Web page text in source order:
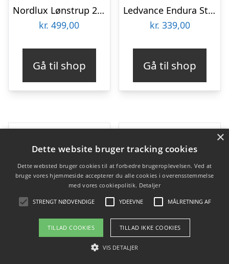
Nordlux Lønstrup 22 udendørs væglampe med sensor
kr. 499,00
Gå til shop
Ledvance Endura Style solcelle væglampe med sensor, sort
kr. 339,00
Gå til shop
×
Dette website bruger tracking cookies
Dette websted bruger cookies til at forbedre brugeroplevelsen. Ved at
bruge vores hjemmeside accepterer du alle cookies i overensstemmelse
med vores cookiepolitik. Detaljer
STRENGT NØDVENDIGE YDEEVNE MÅLRETNING AF
TILLAD COOKIES TILLAD IKKE COOKIES
VIS DETALJER